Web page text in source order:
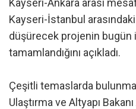
Kayseri-Ankara arası
Kayseri-İstanbul
düşürecek projenin bugün
tamamlandığını açıkladı.
Çeşitli temaslarda
Ulaştırma ve Altyapı